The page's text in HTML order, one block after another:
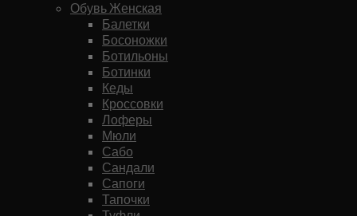
Обувь Женская
Балетки
Босоножки
Ботильоны
Ботинки
Кеды
Кроссовки
Лоферы
Мюли
Сабо
Сандали
Сапоги
Тапочки